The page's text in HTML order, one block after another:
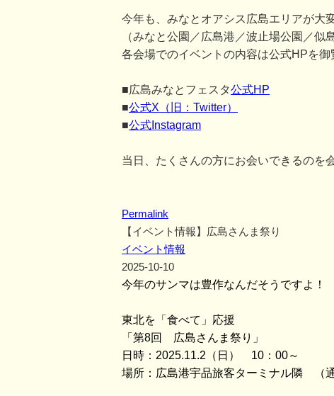
今年も、みなとオアシス広島エリアが大
（みなと公園／広島港／波止場公園／似
各会場でのイベントの内容は公式HPを御
■広島みなとフェスタ公式HP
■公式X（旧：Twitter）
■公式Instagram
当日、たくさんの方にお会いできるのを
Permalink
【イベント情報】広島さんま祭り
イベント情報
2025-10-10
今年のサンマは豊作なんだそうですよ！
東北を「食べて」応援
「第8回 広島さんま祭り」
日時：2025.11.2（日） 10：00～
場所：広島港宇品旅客ターミナル隣 （通